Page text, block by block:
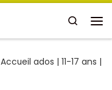
Search
Accueil ados | 11-17 ans |